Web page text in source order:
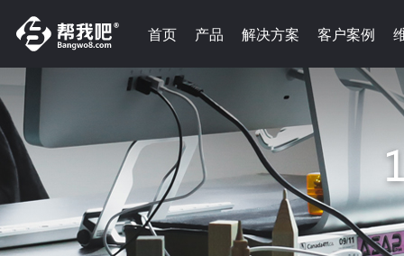
首页 产品 解决方案 客户案例
首页 产品 解决方案 客户案例